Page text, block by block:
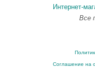
Интернет-
Все
Соглашение на